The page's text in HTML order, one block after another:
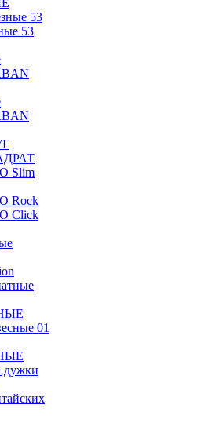
53
53
Slim
Rock
Click
01
дужки